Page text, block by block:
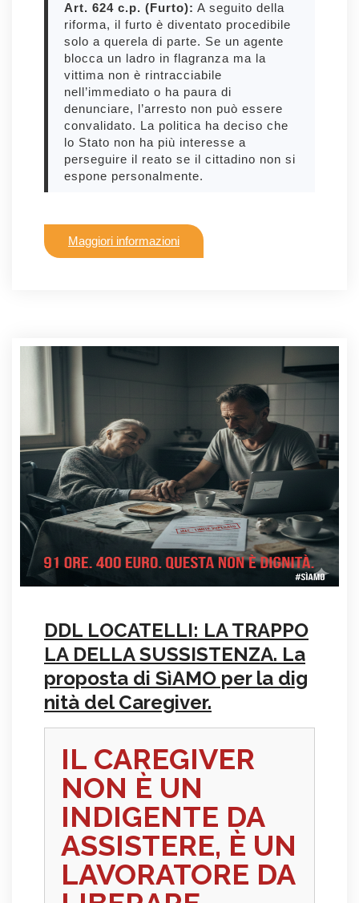
Art. 624 c.p. (Furto): A seguito della
riforma, il furto è diventato procedibile
solo a querela di parte. Se un agente
blocca un ladro in flagranza ma la
vittima non è rintracciabile
nell’immediato o ha paura di
denunciare, l’arresto non può essere
convalidato. La politica ha deciso che
lo Stato non ha più interesse a
perseguire il reato se il cittadino non si
espone personalmente.
Maggiori informazioni
DDL LOCATELLI: LA TRAPPO
LA DELLA SUSSISTENZA. La
proposta di SìAMO per la dig
nità del Caregiver.
IL CAREGIVER
NON È UN
INDIGENTE DA
ASSISTERE, È UN
LAVORATORE DA